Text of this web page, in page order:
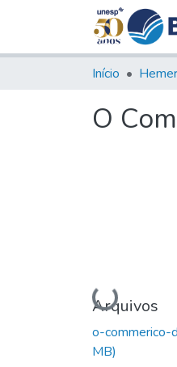
Início
O
Carregando...
Arquivos
o-
MB)